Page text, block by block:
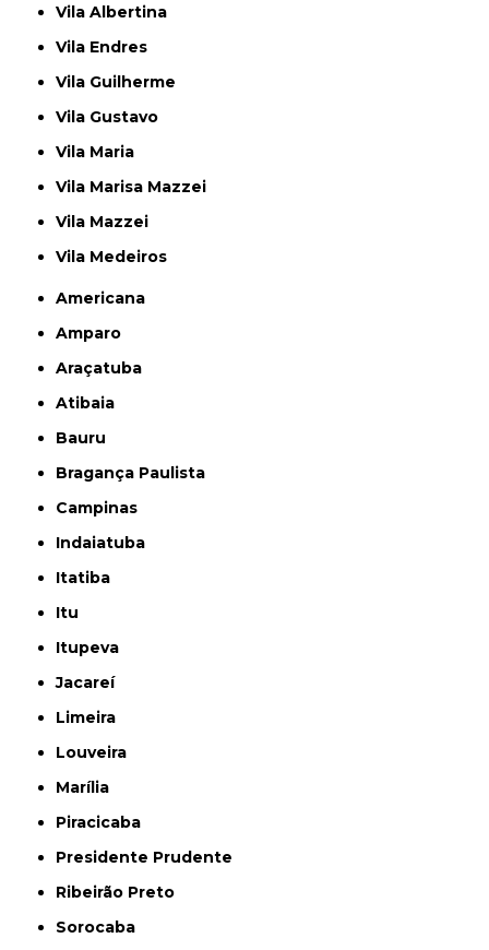
Vila Albertina
Vila Endres
Vila Guilherme
Vila Gustavo
Vila Maria
Vila Marisa Mazzei
Vila Mazzei
Vila Medeiros
Americana
Amparo
Araçatuba
Atibaia
Bauru
Bragança Paulista
Campinas
Indaiatuba
Itatiba
Itu
Itupeva
Jacareí
Limeira
Louveira
Marília
Piracicaba
Presidente Prudente
Ribeirão Preto
Sorocaba